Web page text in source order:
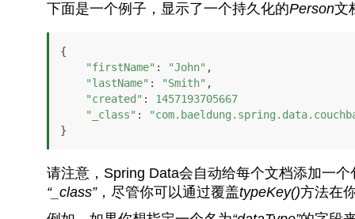
下面是一个例子，显示了一个持久化的Person文
{
"firstName" : "John" ,
"lastName" : "Smith" ,
"created" : 1457193705667
"_class" :
}
请注意，Spring Data会自动给每个文档添加一
“_class”，尽管你可以通过覆盖typeKey()方法在